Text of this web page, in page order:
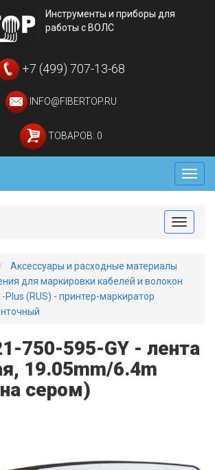
Инструменты и приборы для
работы с ВОЛС
+7 (499) 707-13-68
INFO@FIBERTOP.RU
ТОВАРОВ: 0
Меню
Toggle
Аксессуары и расходные материалы
для маркировки кабелей и волокон
Plus (RUS) - принтер-маркиратор
750-595-GY - лента
19.05mm/6.4m
сером)